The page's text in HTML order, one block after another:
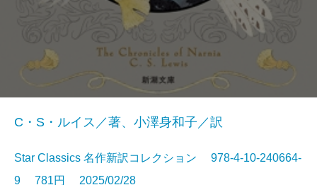
C・S・ルイス／著、小澤身和子／訳
Star Classics 名作新訳コレクション 978-4-10-240664-
9 781円 2025/02/28